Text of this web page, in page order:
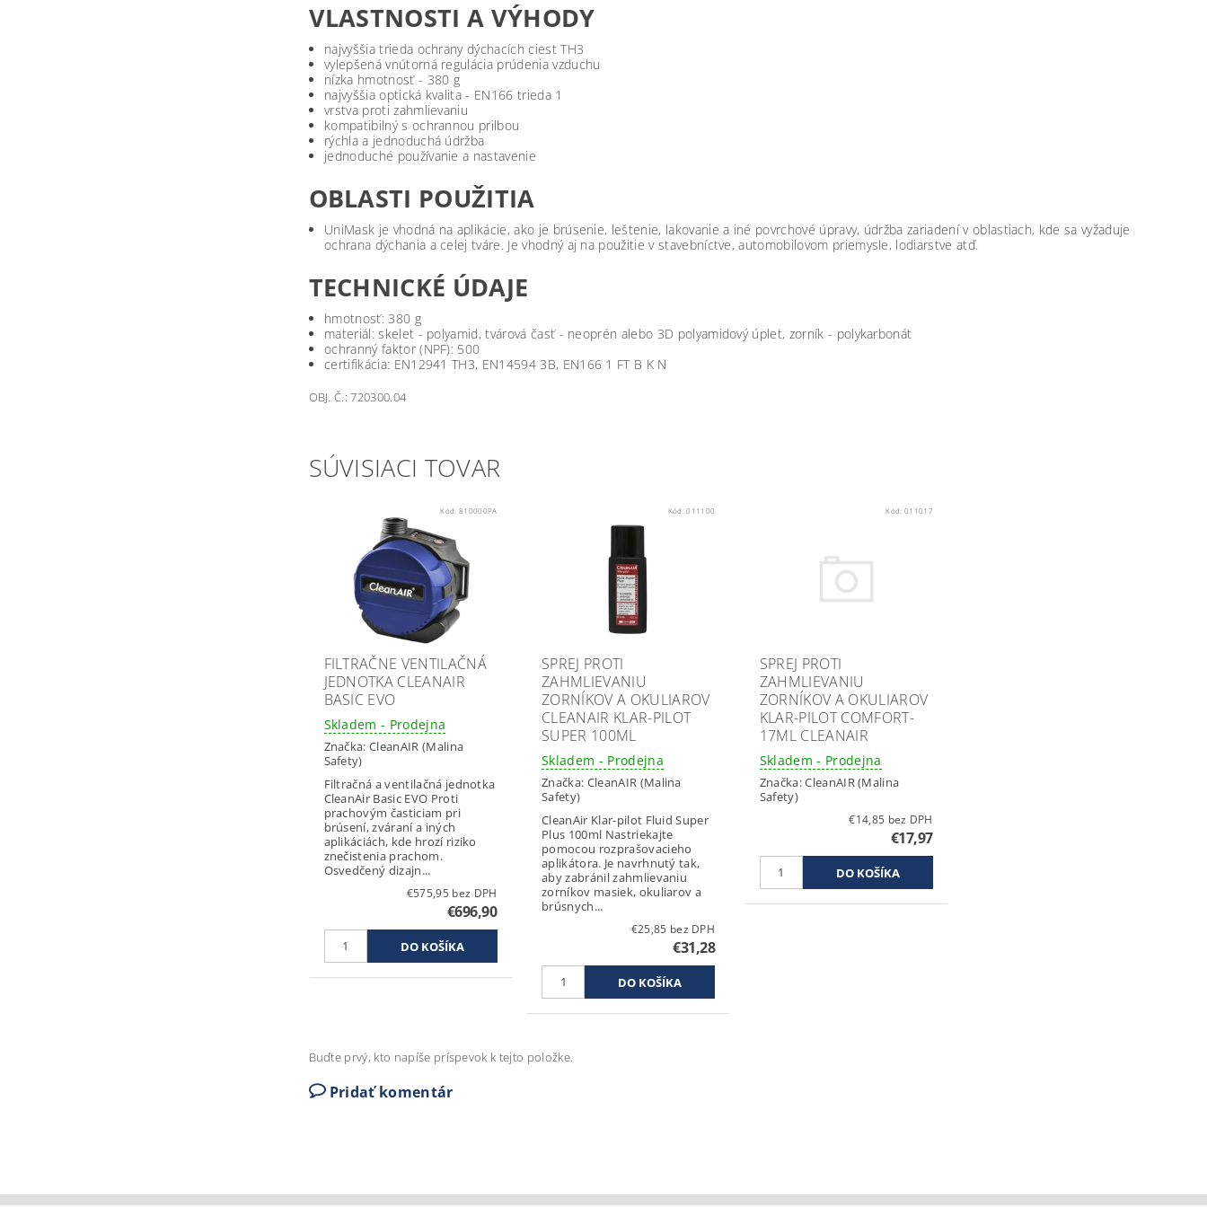
VLASTNOSTI A VÝHODY
najvyššia trieda ochrany dýchacích ciest TH3
vylepšená vnútorná regulácia prúdenia vzduchu
nízka hmotnosť - 380 g
najvyššia optická kvalita - EN166 trieda 1
vrstva proti zahmlievaniu
kompatibilný s ochrannou prilbou
rýchla a jednoduchá údržba
jednoduché používanie a nastavenie
OBLASTI POUŽITIA
UniMask je vhodná na aplikácie, ako je brúsenie, leštenie, lakovanie a iné povrchové úpravy, údržba zariadení v oblastiach, kde sa vyžaduje
ochrana dýchania a celej tváre. Je vhodný aj na použitie v stavebníctve, automobilovom priemysle, lodiarstve atď.
TECHNICKÉ ÚDAJE
hmotnosť: 380 g
materiál: skelet - polyamid, tvárová časť - neoprén alebo 3D polyamidový úplet, zorník - polykarbonát
ochranný faktor (NPF): 500
certifikácia: EN12941 TH3, EN14594 3B, EN166 1 FT B K N
OBJ. Č.: 720300.04
SÚVISIACI TOVAR
Kód:810000PA
FILTRAČNE VENTILAČNÁ
JEDNOTKA CLEANAIR
BASIC EVO
Skladem - Prodejna
Značka:CleanAIR (Malina
Safety)
Filtračná a ventilačná jednotka
CleanAir Basic EVO Proti
prachovým časticiam pri
brúsení, zváraní a iných
aplikáciách, kde hrozí riziko
znečistenia prachom.
Osvedčený dizajn...
€575,95 bez DPH
€696,90
Kód:011100
SPREJ PROTI
ZAHMLIEVANIU
ZORNÍKOV A OKULIAROV
CLEANAIR KLAR-PILOT
SUPER 100ML
Skladem - Prodejna
Značka: CleanAIR (Malina
Safety)
CleanAir Klar-pilot Fluid Super
Plus 100ml Nastriekajte
pomocou rozprašovacieho
aplikátora. Je navrhnutý tak,
aby zabránil zahmlievaniu
zorníkov masiek, okuliarov a
brúsnych...
€25,85 bez DPH
€31,28
Kód: 011017
SPREJ PROTI
ZAHMLIEVANIU
ZORNÍKOV A OKULIAROV
KLAR-PILOT COMFORT-
17ML CLEANAIR
Skladem - Prodejna
Značka:CleanAIR (Malina
Safety)
€14,85 bez DPH
€17,97
Buďte prvý, kto napíše príspevok k tejto položke.
Pridať komentár